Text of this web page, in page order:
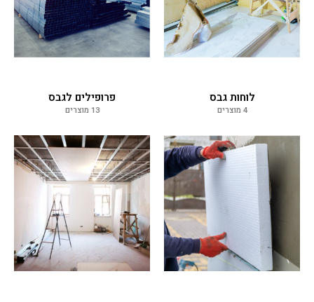
לוחות גבס
4 מוצרים
פרופילים לגבס
13 מוצרים